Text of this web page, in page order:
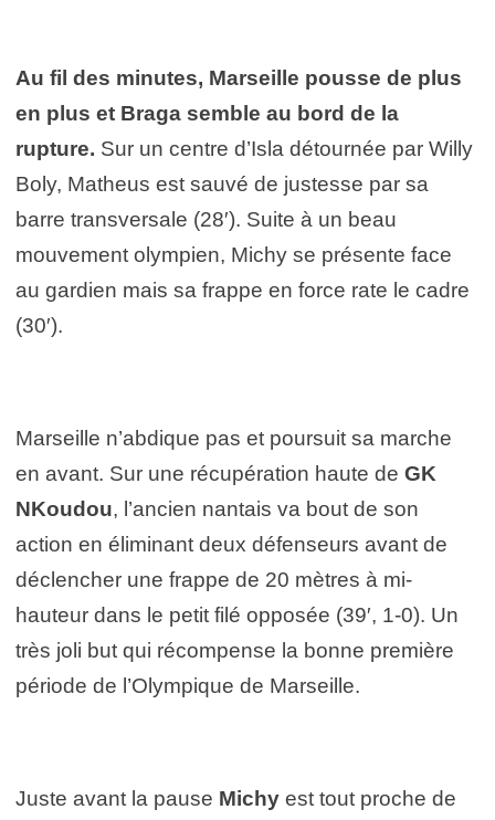
Au fil des minutes, Marseille pousse de plus
en plus et Braga semble au bord de la
rupture. Sur un centre d’Isla détournée par Willy
Boly, Matheus est sauvé de justesse par sa
barre transversale (28′). Suite à un beau
mouvement olympien, Michy se présente face
au gardien mais sa frappe en force rate le cadre
(30′).
Marseille n’abdique pas et poursuit sa marche
en avant. Sur une récupération haute de GK
NKoudou, l’ancien nantais va bout de son
action en éliminant deux défenseurs avant de
déclencher une frappe de 20 mètres à mi-
hauteur dans le petit filé opposée (39′, 1-0). Un
très joli but qui récompense la bonne première
période de l’Olympique de Marseille.
Juste avant la pause Michy est tout proche de